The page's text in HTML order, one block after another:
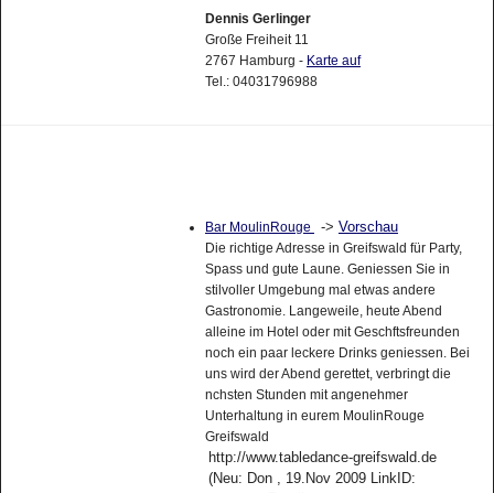
Dennis Gerlinger
Große Freiheit 11
2767 Hamburg - Karte auf
Tel.: 04031796988
Bar MoulinRouge -> Vorschau
Die richtige Adresse in Greifswald für Party,
Spass und gute Laune. Geniessen Sie in
stilvoller Umgebung mal etwas andere
Gastronomie. Langeweile, heute Abend
alleine im Hotel oder mit Geschftsfreunden
noch ein paar leckere Drinks geniessen. Bei
uns wird der Abend gerettet, verbringt die
nchsten Stunden mit angenehmer
Unterhaltung in eurem MoulinRouge
Greifswald
http://www.tabledance-greifswald.de
(Neu: Don , 19.Nov 2009 LinkID: